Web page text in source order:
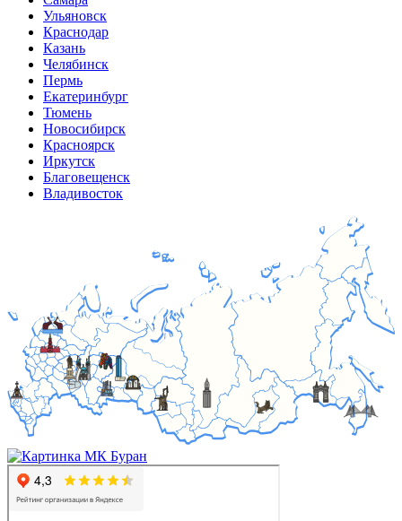
Ульяновск
Краснодар
Казань
Челябинск
Пермь
Екатеринбург
Тюмень
Новосибирск
Красноярск
Иркутск
Благовещенск
Владивосток